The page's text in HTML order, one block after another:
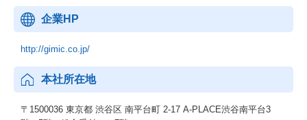
企業HP
http://gimic.co.jp/
本社所在地
〒1500036 東京都 渋谷区 南平台町 2-17 A-PLACE渋谷南平台3